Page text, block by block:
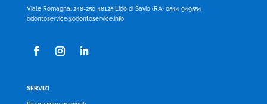
Viale Romagna, 248-250 48125 Lido di Savio (RA) 0544 949554
odontoservice@odontoservice.info
SERVIZI